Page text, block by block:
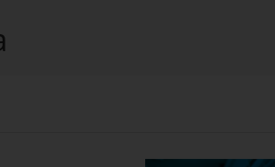
Services